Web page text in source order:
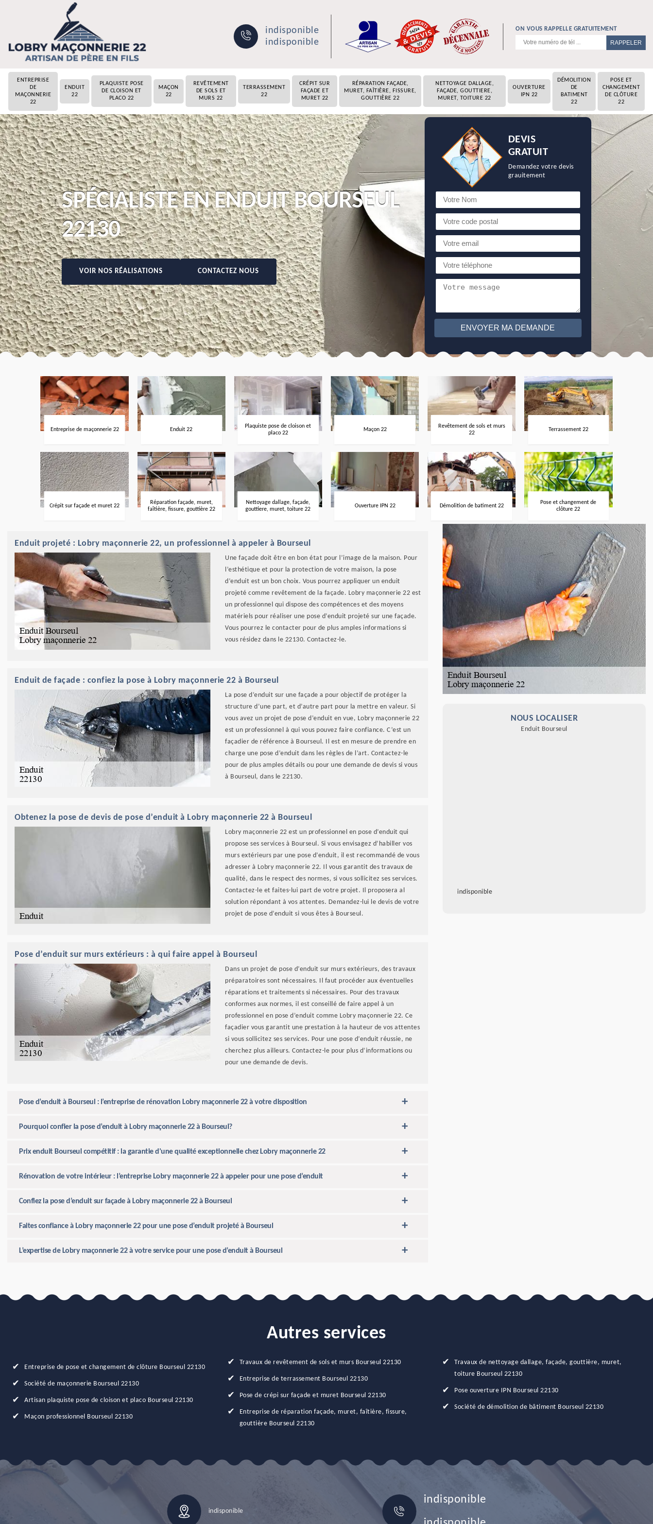
indisponible
indisponible
ON VOUS RAPPELLE GRATUITEMENT
ENTREPRISE
DE
MAÇONNERIE
22
ENDUIT
22
PLAQUISTE POSE
DE CLOISON ET
PLACO 22
MAÇON
22
REVÊTEMENT
DE SOLS ET
MURS 22
TERRASSEMENT
22
CRÉPIT SUR
FAÇADE ET
MURET 22
RÉPARATION FAÇADE,
MURET, FAÎTIÈRE, FISSURE,
GOUTTIÈRE 22
NETTOYAGE DALLAGE,
FAÇADE, GOUTTIERE,
MURET, TOITURE 22
OUVERTURE
IPN 22
DÉMOLITION
DE
BATIMENT
22
POSE ET
CHANGEMENT
DE CLÔTURE
22
SPÉCIALISTE EN ENDUIT BOURSEUL
22130
VOIR NOS RÉALISATIONS CONTACTEZ NOUS
DEVIS
GRATUIT
Demandez votre devis
grauitement
Entreprise de maçonnerie 22 Enduit 22
Plaquiste pose de cloison et
placo 22
Maçon 22
Revêtement de sols et murs
22
Terrassement 22
Crépit sur façade et muret 22
Réparation façade, muret,
faîtière, fissure, gouttière 22
Nettoyage dallage, façade,
gouttiere, muret, toiture 22
Ouverture IPN 22 Démolition de batiment 22
Pose et changement de
clôture 22
Enduit projeté : Lobry maçonnerie 22, un professionnel à appeler à Bourseul
Une façade doit être en bon état pour l’image de la maison. Pour
l’esthétique et pour la protection de votre maison, la pose
d’enduit est un bon choix. Vous pourrez appliquer un enduit
projeté comme revêtement de la façade. Lobry maçonnerie 22 est
un professionnel qui dispose des compétences et des moyens
matériels pour réaliser une pose d’enduit projeté sur une façade.
Vous pourrez le contacter pour de plus amples informations si
vous résidez dans le 22130. Contactez-le.
Enduit de façade : confiez la pose à Lobry maçonnerie 22 à Bourseul
La pose d’enduit sur une façade a pour objectif de protéger la
structure d’une part, et d’autre part pour la mettre en valeur. Si
vous avez un projet de pose d’enduit en vue, Lobry maçonnerie 22
est un professionnel à qui vous pouvez faire confiance. C’est un
façadier de référence à Bourseul. Il est en mesure de prendre en
charge une pose d’enduit dans les règles de l’art. Contactez-le
pour de plus amples détails ou pour une demande de devis si vous
à Bourseul, dans le 22130.
Obtenez la pose de devis de pose d’enduit à Lobry maçonnerie 22 à Bourseul
Lobry maçonnerie 22 est un professionnel en pose d’enduit qui
propose ses services à Bourseul. Si vous envisagez d’habiller vos
murs extérieurs par une pose d’enduit, il est recommandé de vous
adresser à Lobry maçonnerie 22. Il vous garantit des travaux de
qualité, dans le respect des normes, si vous sollicitez ses services.
Contactez-le et faites-lui part de votre projet. Il proposera al
solution répondant à vos attentes. Demandez-lui le devis de votre
projet de pose d’enduit si vous êtes à Bourseul.
Pose d’enduit sur murs extérieurs : à qui faire appel à Bourseul
Dans un projet de pose d’enduit sur murs extérieurs, des travaux
préparatoires sont nécessaires. Il faut procéder aux éventuelles
réparations et traitements si nécessaires. Pour des travaux
conformes aux normes, il est conseillé de faire appel à un
professionnel en pose d’enduit comme Lobry maçonnerie 22. Ce
façadier vous garantit une prestation à la hauteur de vos attentes
si vous sollicitez ses services. Pour une pose d’enduit réussie, ne
cherchez plus ailleurs. Contactez-le pour plus d’informations ou
pour une demande de devis.
Pose d’enduit à Bourseul : l’entreprise de rénovation Lobry maçonnerie 22 à votre disposition
Pourquoi confier la pose d’enduit à Lobry maçonnerie 22 à Bourseul?
Prix enduit Bourseul compétitif : la garantie d'une qualité exceptionnelle chez Lobry maçonnerie 22
Rénovation de votre intérieur : l’entreprise Lobry maçonnerie 22 à appeler pour une pose d’enduit
Confiez la pose d’enduit sur façade à Lobry maçonnerie 22 à Bourseul
Faites confiance à Lobry maçonnerie 22 pour une pose d’enduit projeté à Bourseul
L’expertise de Lobry maçonnerie 22 à votre service pour une pose d’enduit à Bourseul
NOUS LOCALISER
Enduit Bourseul
indisponible
Autres services
Entreprise de pose et changement de clôture Bourseul 22130
Société de maçonnerie Bourseul 22130
Artisan plaquiste pose de cloison et placo Bourseul 22130
Maçon professionnel Bourseul 22130
Travaux de revêtement de sols et murs Bourseul 22130
Entreprise de terrassement Bourseul 22130
Pose de crépi sur façade et muret Bourseul 22130
Entreprise de réparation façade, muret, faîtière, fissure,
gouttière Bourseul 22130
Travaux de nettoyage dallage, façade, gouttière, muret,
toiture Bourseul 22130
Pose ouverture IPN Bourseul 22130
Société de démolition de bâtiment Bourseul 22130
indisponible
indisponible